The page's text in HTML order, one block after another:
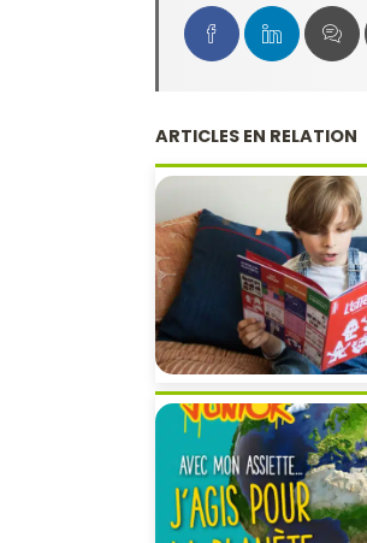
ARTICLES EN RELATION